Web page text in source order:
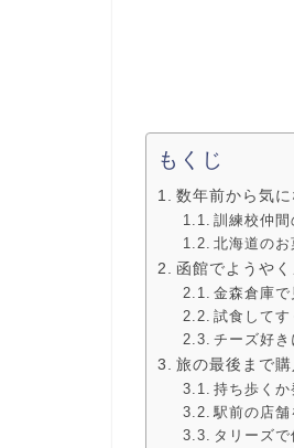
もくじ
数年前から気
訓練校仲
北海道の
函館でようや
金森倉庫
試食して
チーズ好
旅の最後まで
持ち歩く
駅前の店
タリーズ